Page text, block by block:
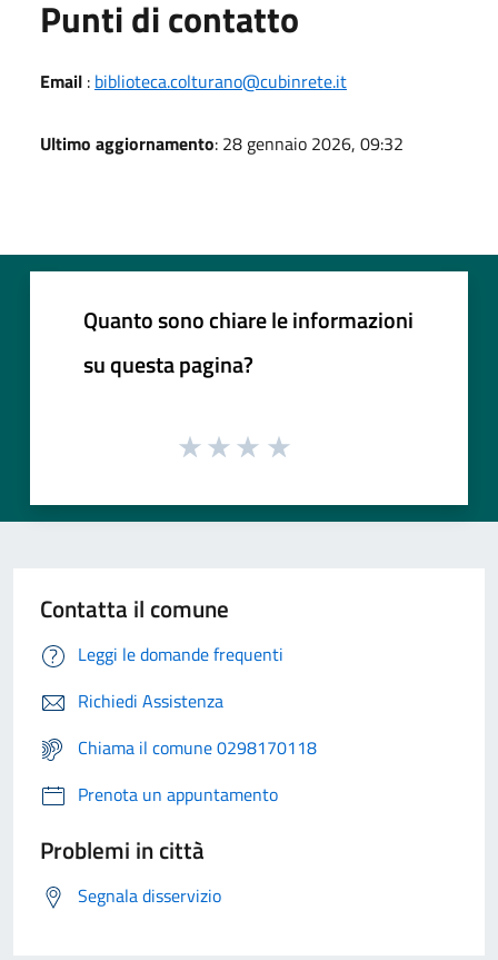
Punti di contatto
Email : biblioteca.colturano@cubinrete.it
Ultimo aggiornamento: 28 gennaio 2026, 09:32
Quanto sono chiare le informazioni
su questa pagina?
Contatta il comune
Leggi le domande frequenti
Richiedi Assistenza
Chiama il comune 0298170118
Prenota un appuntamento
Problemi in città
Segnala disservizio